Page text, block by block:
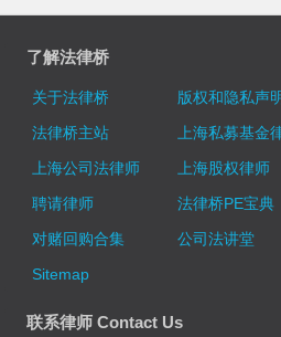
了解法律桥
关于法律桥 版权和隐私声
法律桥主站
上海私募基金
上海公司法律师
上海股权律师
聘请律师
法律桥PE宝典
对赌回购合集
公司法讲堂
Sitemap
联系律师 Contact Us